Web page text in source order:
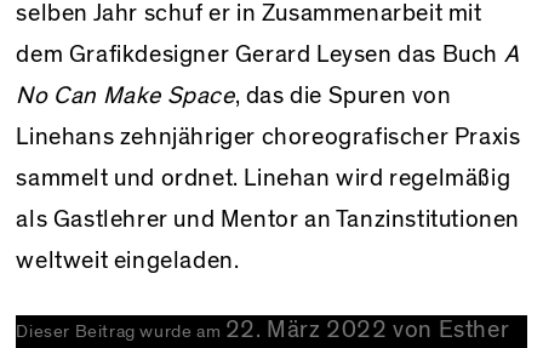
selben Jahr schuf er in Zusammenarbeit mit
dem Grafikdesigner Gerard Leysen das Buch A
No Can Make Space, das die Spuren von
Linehans zehnjähriger choreografischer Praxis
sammelt und ordnet. Linehan wird regelmäßig
als Gastlehrer und Mentor an Tanzinstitutionen
weltweit eingeladen.
Dieser Beitrag wurde am 22. März 2022 von Esther